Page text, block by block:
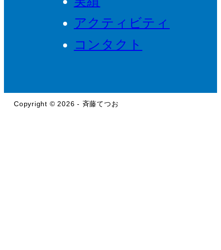
アクティビティ
コンタクト
Copyright © 2026 - 斉藤てつお